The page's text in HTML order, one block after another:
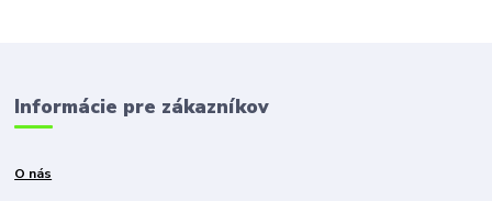
Informácie pre zákazníkov
O nás